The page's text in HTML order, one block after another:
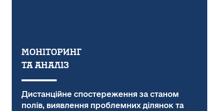
Моніторинг
та аналіз
Дистанційне спостереження за станом
полів, виявлення проблемних ділянок та